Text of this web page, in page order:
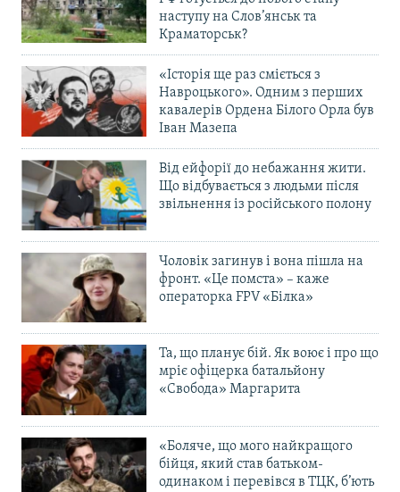
наступу на Слов’янськ та
Краматорськ?
«Історія ще раз сміється з
Навроцького». Одним з перших
кавалерів Ордена Білого Орла був
Іван Мазепа
Від ейфорії до небажання жити.
Що відбувається з людьми після
звільнення із російського полону
Чоловік загинув і вона пішла на
фронт. «Це помста» – каже
операторка FPV «Білка»
Та, що планує бій. Як воює і про що
мріє офіцерка батальйону
«Свобода» Маргарита
«Боляче, що мого найкращого
бійця, який став батьком-
одинаком і перевівся в ТЦК, б’ють